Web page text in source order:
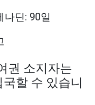
딘: 90일
권 소지자는
할 수 있습니